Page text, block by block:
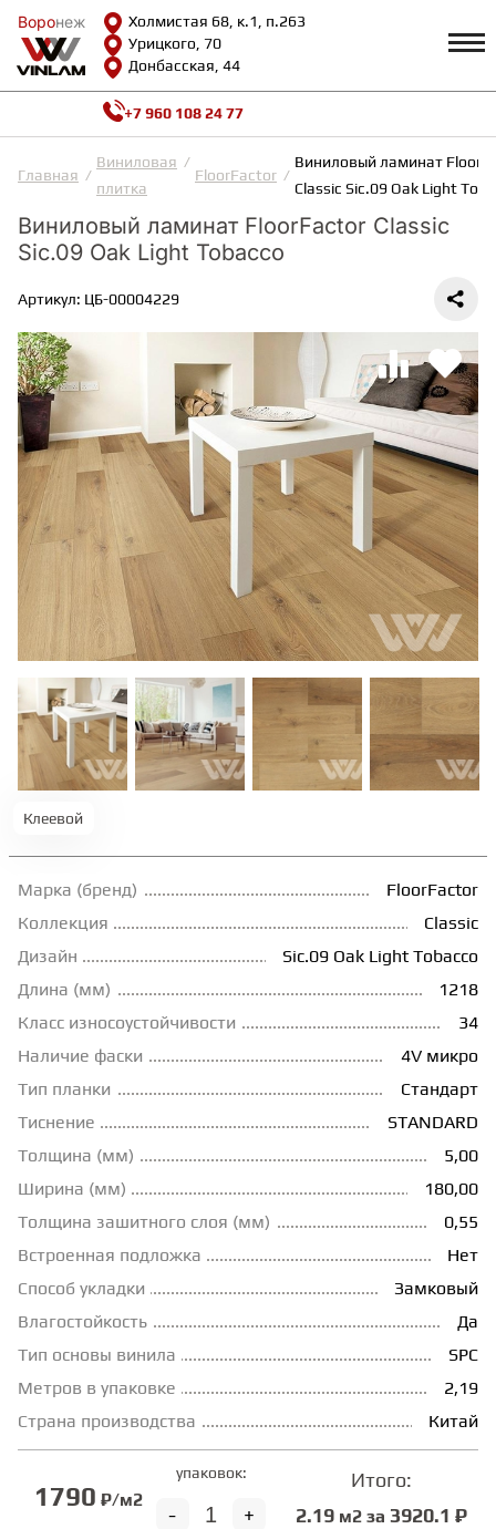
Воронеж
Холмистая 68, к.1, п.263
Урицкого, 70
Донбасская, 44
Воронеж
КАТАЛОГ Профиль
Возврат и гарантии
Сотрудничество
Видеообзоры
Как выбрать
Калькулятор
О нас
Контакты
ВИНИЛОВАЯ ПЛИТКА
ЛАМИНАТ
ИНЖЕНЕРНАЯ ДОСКА
ПАРКЕТНАЯ ДОСКА
ТЕРРАСНАЯ ДОСКА
КОВРОВАЯ ПЛИТКА
МОДУЛЬНЫЕ ПВХ
ПОДЛОЖКА
КЛЕЙ
НАЛИВНОЙ ПОЛ
ГРУНТОВКИ
ЭКОМАССИВ
МАССИВНАЯ ДОСКА
ИСКУССТВЕННАЯ ТРАВА
ИНЖЕНЕРНЫЙ МОДУЛЬ
+7 960 108 24 77
Главная
Виниловая
плитка
FloorFactor
Виниловый ламинат
Classic Sic.09 Oak Light
Виниловый ламинат FloorFactor Classic
Sic.09 Oak Light Tobacco
Артикул: ЦБ-00004229
Клеевой
Марка (бренд)
FloorFactor
Коллекция
Classic
Дизайн
Sic.09 Oak Light Tobacco
Длина (мм)
1218
Класс износоустойчивости
34
Наличие фаски
4V микро
Тип планки
Стандарт
Тиснение
STANDARD
Толщина (мм)
5,00
Ширина (мм)
180,00
Толщина зашитного слоя (мм)
0,55
Встроенная подложка
Нет
Способ укладки
Замковый
Влагостойкость
Да
Тип основы винила
SPC
Метров в упаковке
2,19
Страна производства
Китай
1790 ₽/м2
упаковок:
+
-
Итого:
2.19м2 за 3920.1 ₽